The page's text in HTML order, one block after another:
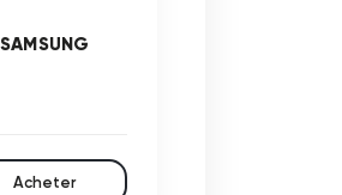
Acheter